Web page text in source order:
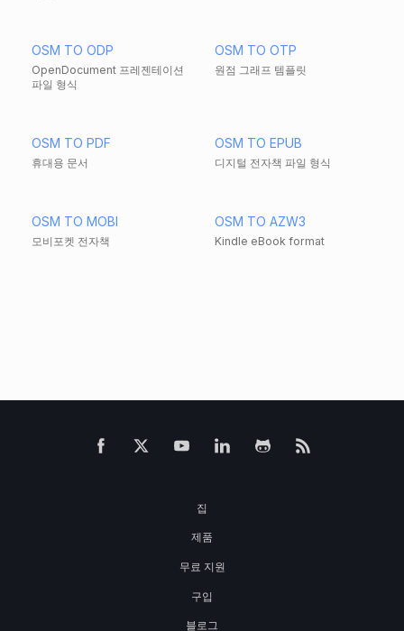
OSM TO ODP
OpenDocument 프레젠테이션
파일 형식
OSM TO OTP
원점 그래프 템플릿
OSM TO PDF
휴대용 문서
OSM TO EPUB
디지털 전자책 파일 형식
OSM TO MOBI
모비포켓 전자책
OSM TO AZW3
Kindle eBook format
집
제품
무료 지원
구입
블로그